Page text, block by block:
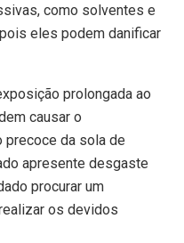
como solventes e
eles podem danificar
prolongada ao
causar o
precoce da sola de
apresente desgaste
procurar um
os devidos